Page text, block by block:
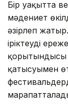
Бір уақытта
мәдениет
әзірлеп
іріктеудің
қорытындысы
қатысуымен